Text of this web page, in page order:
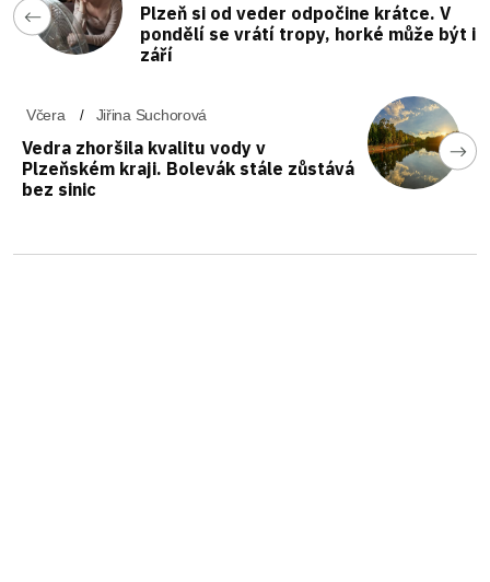
Plzeň si od veder odpočine krátce. V
pondělí se vrátí tropy, horké může být i
září
Včera Jiřina Suchorová
Vedra zhoršila kvalitu vody v
Plzeňském kraji. Bolevák stále zůstává
bez sinic